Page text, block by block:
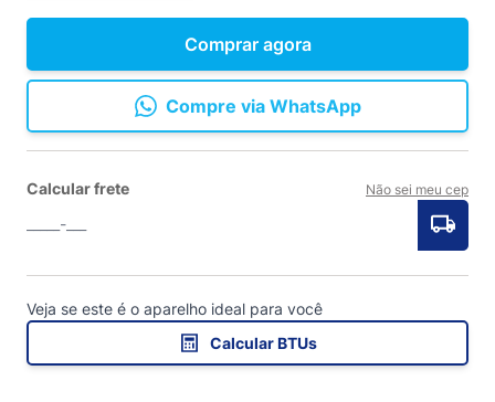
Comprar agora
Compre via WhatsApp
Calcular frete Não sei meu cep
Veja se este é o aparelho ideal para você
Calcular BTUs